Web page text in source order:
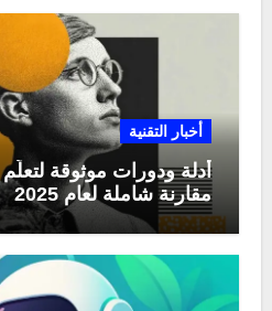
أخبار التقنية
أدلة ودورات موثوقة
مقارنة شاملة لعام 2025